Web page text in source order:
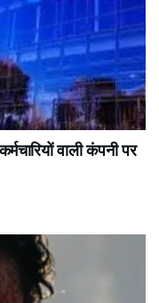
वाली कंपनी पर